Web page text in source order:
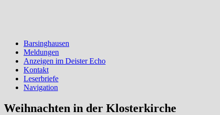
Barsinghausen
Meldungen
Anzeigen im Deister Echo
Kontakt
Leserbriefe
Navigation
Weihnachten in der Klosterkirche